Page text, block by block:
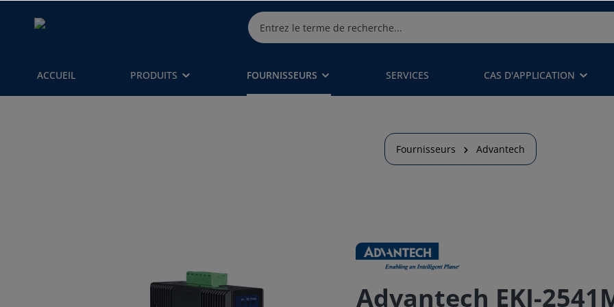
ACCUEIL PRODUITS FOURNISSEURS SERVICES CAS D'APPLICATION
Fournisseurs Advantech
Advantech EKI-